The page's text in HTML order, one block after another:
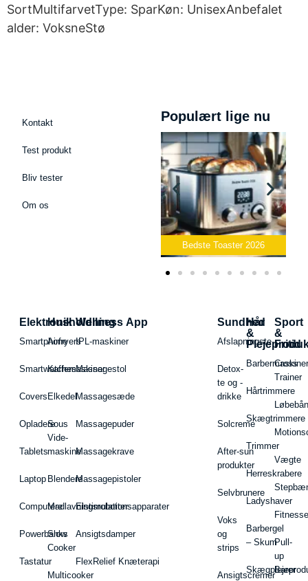
SortMultifarvetType: SparKøn: UnisexAnbefalet
alder: VoksneStø
Kontakt
Test produkt
Bliv tester
Om os
Populært lige nu
Bedste Toaster 2026
Elektronik
Smartphone
Smartwatches
Covers
Opladere
Tablets
Laptop
Computere
Powerbanks
Tastatur
Husholdning
Airfryers
Kaffemaskiner
Elkedel
Sous
Vide-
maskine
Blendere
Madlavningsrobotter
Slow
Cooker
Multicooker
Wellness App
IPL-maskiner
Massagestol
Massagesæde
Massagepuder
Massagekrave
Massagepistoler
Elstimulationsapparater
Ansigtsdamper
FlexRelief Knæterapi
Sundhed
Afslapningste
Detox-
te og -
drikke
Solcreme
After-sun
produkter
Selvbrunere
Voks
og
strips
Ansigtscremer
Hår
&
Hårtrimmere
Skægtrimmere
Trimmer
Herreskrabere
Ladyshaver
Barbergel
– Skum
Sport
&
Fritid
Cross
Trainer
Vægte
Pull-
up
Barer